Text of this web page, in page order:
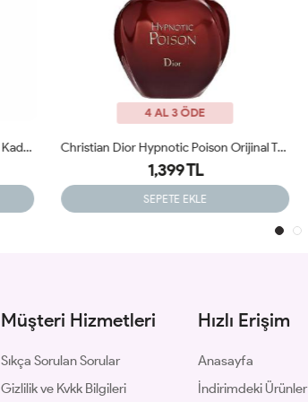
4 AL 3 ÖDE
1,950 TL
SEPETE EKLE
Müşteri Hizmetleri
Sıkça Sorulan Sorular
Gizlilik ve Kvkk Bilgileri
Hızlı Erişim
Anasayfa
İndirimdeki Ürünler